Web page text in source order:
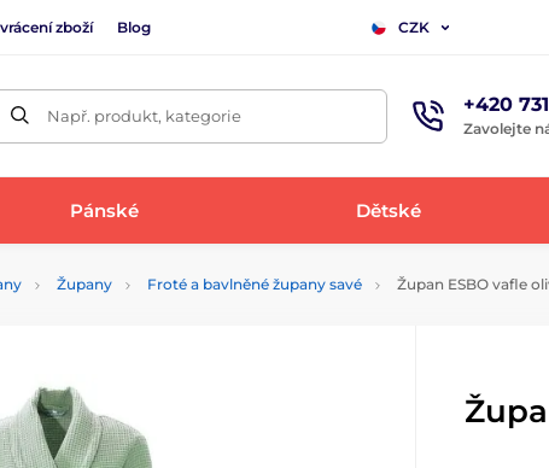
zboží Blog CZK
Např. produkt, kategorie +420
Zavolejte
Pánské Dětské
Župany Froté a bavlněné župany savé Župan ESBO vafle